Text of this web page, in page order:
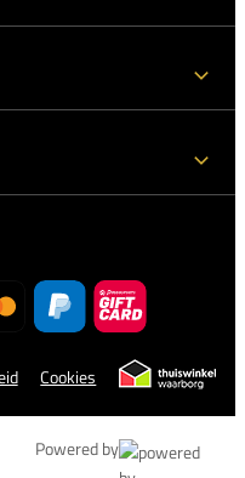
Cookies
Powered by